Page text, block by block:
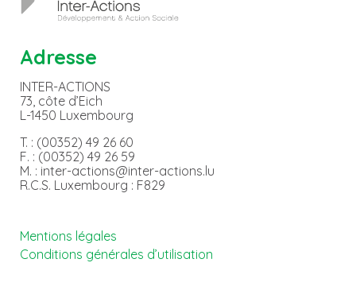
Adresse
INTER-ACTIONS
73, côte d’Eich
L-1450 Luxembourg
T. : (00352) 49 26 60
F. : (00352) 49 26 59
M. : inter-actions@inter-actions.lu
R.C.S. Luxembourg : F829
Mentions légales
Conditions générales d’utilisation